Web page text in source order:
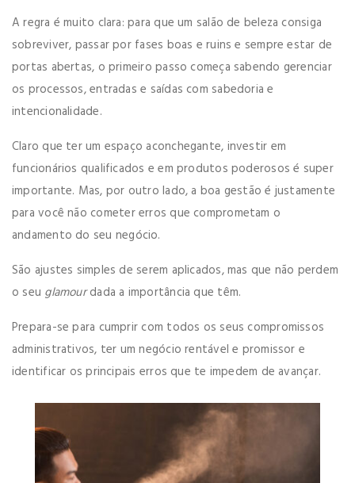
A regra é muito clara: para que um salão de beleza consiga
sobreviver, passar por fases boas e ruins e sempre estar de
portas abertas, o primeiro passo começa sabendo gerenciar
os processos, entradas e saídas com sabedoria e
intencionalidade.
Claro que ter um espaço aconchegante, investir em
funcionários qualificados e em produtos poderosos é super
importante. Mas, por outro lado, a boa gestão é justamente
para você não cometer erros que comprometam o
andamento do seu negócio.
São ajustes simples de serem aplicados, mas que não perdem
o seu glamourdada a importância que têm.
Prepara-se para cumprir com todos os seus compromissos
administrativos, ter um negócio rentável e promissor e
identificar os principais erros que te impedem de avançar.